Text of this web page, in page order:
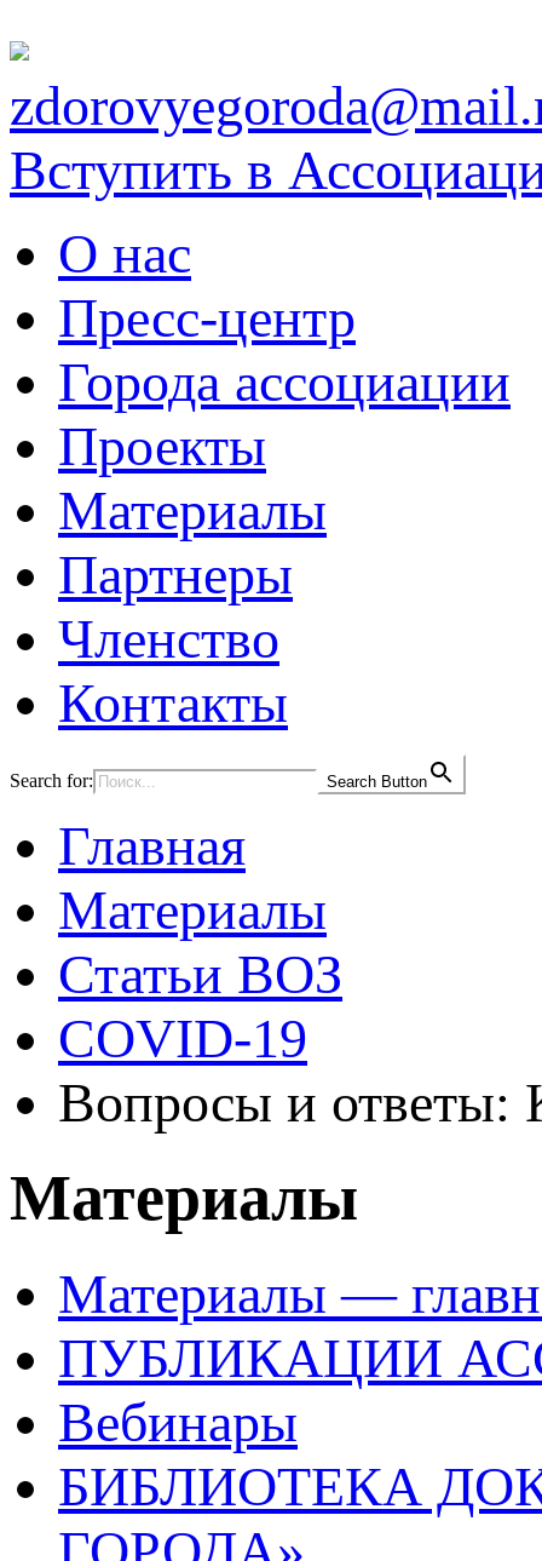
Вступить в
О нас
Пресс-центр
Города ассоциации
Проекты
Материалы
Партнеры
Членство
Контакты
Search for: Search Button
Главная
Материалы
Статьи ВОЗ
COVID-19
Вопросы и ответы:
Материалы
Материалы —
ПУБЛИКАЦИИ
Вебинары
БИБЛИОТЕКА